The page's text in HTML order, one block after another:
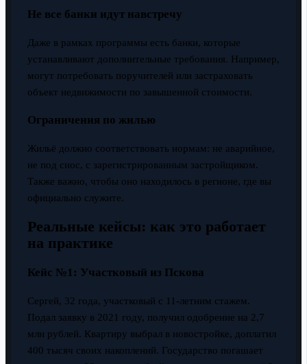
Не все банки идут навстречу
Даже в рамках программы есть банки, которые
устанавливают дополнительные требования. Например,
могут потребовать поручителей или застраховать
объект недвижимости по завышенной стоимости.
Ограничения по жилью
Жильё должно соответствовать нормам: не аварийное,
не под снос, с зарегистрированным застройщиком.
Также важно, чтобы оно находилось в регионе, где вы
официально служите.
Реальные кейсы: как это работает
на практике
Кейс №1: Участковый из Пскова
Сергей, 32 года, участковый с 11-летним стажем.
Подал заявку в 2021 году, получил одобрение на 2,7
млн рублей. Квартиру выбрал в новостройке, доплатил
400 тысяч своих накоплений. Государство погашает